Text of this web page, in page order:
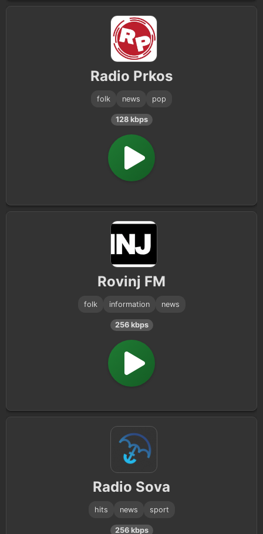
Radio Prkos
folk news pop
128 kbps
Rovinj FM
folk information news
256 kbps
Radio Sova
hits news sport
256 kbps